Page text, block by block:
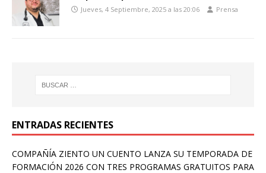
Jueves, 4 Septiembre, 2025 a las 20:06 Prensa
ENTRADAS RECIENTES
COMPAÑÍA ZIENTO UN CUENTO LANZA SU TEMPORADA DE
FORMACIÓN 2026 CON TRES PROGRAMAS GRATUITOS PARA